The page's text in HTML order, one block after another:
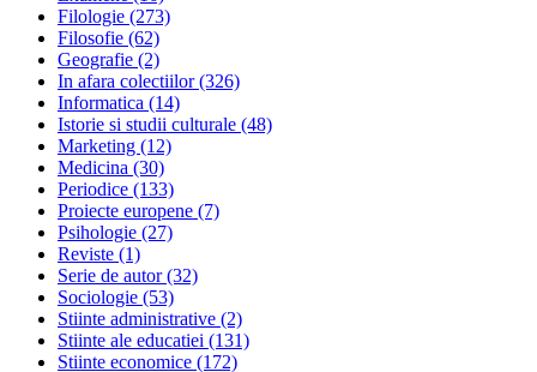
Filologie (273)
Filosofie (62)
Geografie (2)
In afara colectiilor(326)
Informatica (14)
Istorie si studii culturale (48)
Marketing (12)
Medicina (30)
Periodice (133)
Proiecte europene (7)
Psihologie (27)
Reviste (1)
Serie de autor(32)
Sociologie (53)
Stiinte administrative (2)
Stiinte ale educatiei (131)
Stiinte economice (172)